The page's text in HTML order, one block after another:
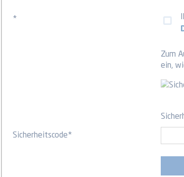
*
Zum
ein,
Sicherheitscode*